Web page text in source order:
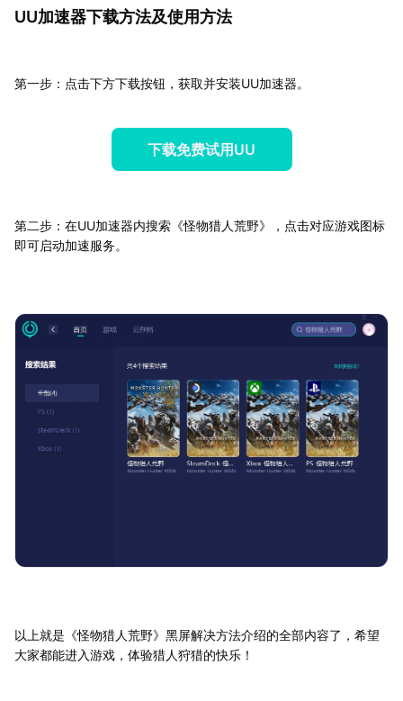
UU加速器下载方法及使用方法
第一步：点击下方下载按钮，获取并安装UU加速器。
下载免费试用UU
第二步：在UU加速器内搜索《怪物猎人荒野》，点击对应游戏图标
即可启动加速服务。
以上就是《怪物猎人荒野》黑屏解决方法介绍的全部内容了，希望
大家都能进入游戏，体验猎人狩猎的快乐！